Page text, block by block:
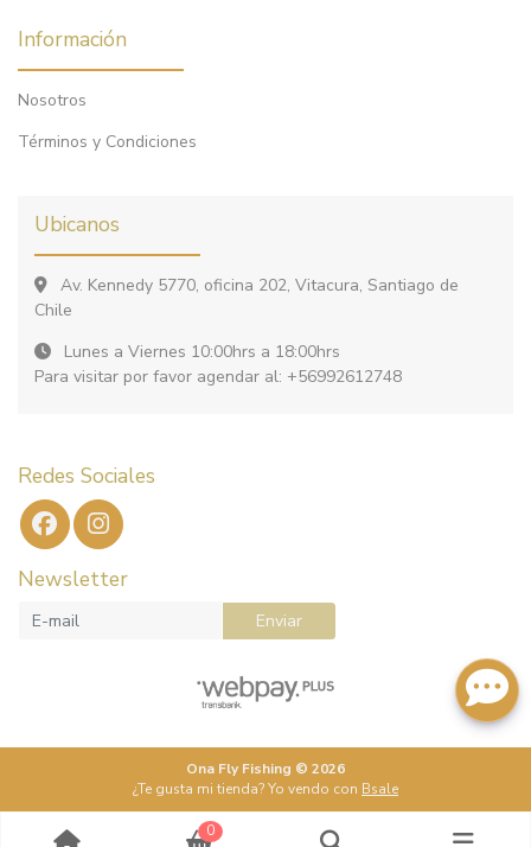
Información
Nosotros
Términos y Condiciones
Ubicanos
Av. Kennedy 5770, oficina 202, Vitacura, Santiago de
Chile
Lunes a Viernes 10:00hrs a 18:00hrs
Para visitar por favor agendar al: +56992612748
Redes Sociales
Newsletter
Enviar
Ona Fly Fishing © 2026
¿Te gusta mi tienda? Yo vendo con Bsale
0